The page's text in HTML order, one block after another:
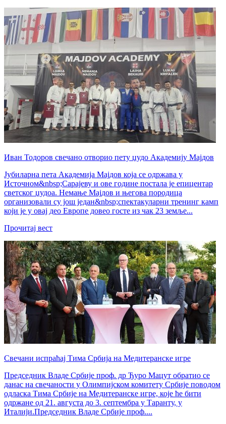
Иван Тодоров свечано отворио пету џудо Академију Мајдов
Јубиларна пета Академија Мајдов која се одржава у
Источном&nbsp;Сарајеву и ове године постала је епицентар
светског џудоа. Немање Мајдов и његова породица
организовали су још један&nbsp;спектакуларни тренинг камп
који је у овај део Европе довео госте из чак 23 земље...
Прочитај вест
Свечани испраћај Тима Србија на Медитеранске игре
Председник Владе Србије проф. др Ђуро Мацут обратио се
данас на свечаности у Олимпијском комитету Србије поводом
одласка Тима Србије на Медитеранске игре, које ће бити
одржане од 21. августа до 3. септембра у Таранту, у
Италији.Председник Владе Србије проф....